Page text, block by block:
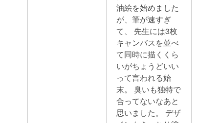
油絵を始めました
が、筆が速すぎ
て、 先生には3枚
キャンバスを並べ
て同時に描くくら
いがちょうどいい
って言われる始
末。
臭いも独特で
合ってないなあと
思いました。
デザ